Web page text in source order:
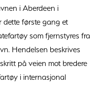
i Aberdeen i
dette første gang et
som fjernstyres fra
Hendelsen beskrives
på veien mot bredere
i internasjonal